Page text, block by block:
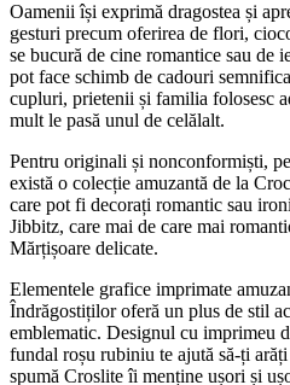
Oamenii își exprimă dragostea și
gesturi precum oferirea de flori,
se bucură de cine romantice sau de
pot face schimb de cadouri
cupluri, prietenii și familia folosesc
mult le pasă unul de celălalt.
Pentru originali și nonconformiști,
există o colecție amuzantă de la
care pot fi decorați romantic sau
Jibbitz, care mai de care mai
Mărțișoare delicate.
Elementele grafice imprimate
Îndrăgostiților oferă un plus de stil
emblematic. Designul cu imprimeu
fundal roșu rubiniu te ajută să-ți
spumă Croslite îi menține ușori și